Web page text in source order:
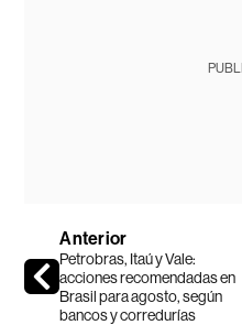
Anterior
Petrobras, Itaú y Vale:
acciones recomendadas en
Brasil para agosto, según
bancos y corredurías